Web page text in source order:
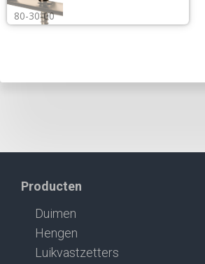
80-30-00
Producten
Duimen
Hengen
Luikvastzetters